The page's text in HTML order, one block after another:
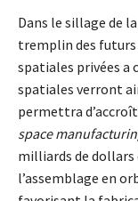
Dans le sillage de
tremplin des
spatiales privées a
spatiales verront
permettra
space
milliards de dollars
l’assemblage en